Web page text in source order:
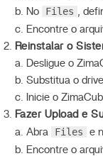
b. No
Files ,
c. Encontre o
Reinstalar o
a. Desligue o
b. Substitua o
c. Inicie o
Fazer Upload e
a. Abra
Files e
b. Encontre o